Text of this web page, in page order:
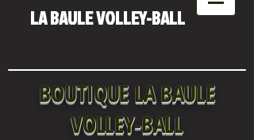
LA BAULE VOLLEY-BALL
BOUTIQUE LA BAULE
VOLLEY-BALL